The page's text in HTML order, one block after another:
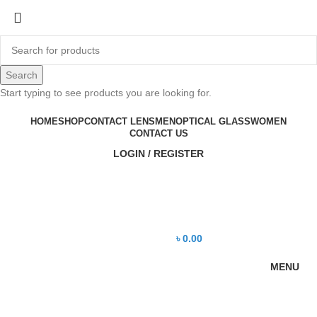
HOMESHOPCONTACT LENS MENOPTICAL GLASSWOMEN
CONTACT US
LOGIN / REGISTER
৳0.00
MENU
-10%
Search
Start typing to see products you are looking for.